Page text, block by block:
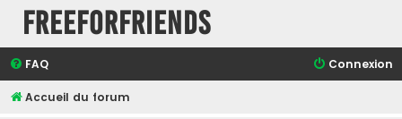
FreeForFriends
FAQ Connexion
Accueil du forum